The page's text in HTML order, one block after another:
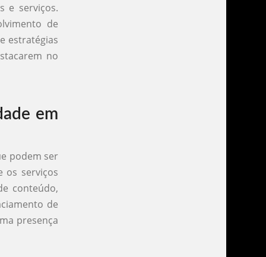
e serviços.
de
estratégias
no
em
podem ser
os serviços
conteúdo,
de
presença